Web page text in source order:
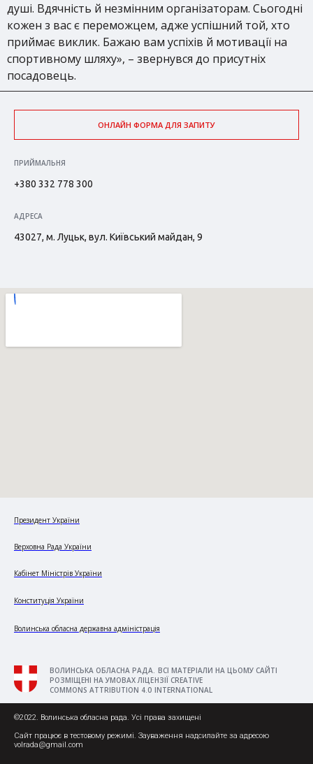
душі. Вдячність й незмінним організаторам. Сьогодні
кожен з вас є переможцем, адже успішний той, хто
приймає виклик. Бажаю вам успіхів й мотивації на
спортивному шляху», – звернувся до присутніх
посадовець.
ОНЛАЙН ФОРМА ДЛЯ ЗАПИТУ
ПРИЙМАЛЬНЯ
+380 332 778 300
АДРЕСА
43027, м. Луцьк, вул. Київський майдан, 9
Президент України
Верховна Рада України
Кабінет Міністрів України
Конституція України
Волинська обласна державна адміністрація
ВОЛИНСЬКА ОБЛАСНА РАДА. ВСІ МАТЕРІАЛИ НА ЦЬОМУ САЙТІ
РОЗМІЩЕНІ НА УМОВАХ ЛІЦЕНЗІЇ CREATIVE
COMMONS ATTRIBUTION 4.0 INTERNATIONAL
©2022. Волинська обласна рада. Усі права захищені
Сайт працює в тестовому режимі. Зауваження надсилайте за адресою
volrada@gmail.com